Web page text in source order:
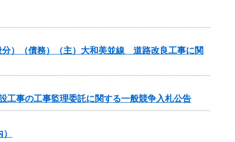
）（債務）（主）大和美並線 道路改良工事に関
工事の工事監理委託に関する一般競争入札公告